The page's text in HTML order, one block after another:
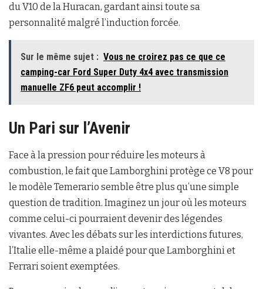
du V10 de la Huracan, gardant ainsi toute sa
personnalité malgré l’induction forcée.
Sur le même sujet : Vous ne croirez pas ce que ce
camping-car Ford Super Duty 4x4 avec transmission
manuelle ZF6 peut accomplir !
Un Pari sur l’Avenir
Face à la pression pour réduire les moteurs à
combustion, le fait que Lamborghini protège ce V8 pour
le modèle Temerario semble être plus qu’une simple
question de tradition. Imaginez un jour où les moteurs
comme celui-ci pourraient devenir des légendes
vivantes. Avec les débats sur les interdictions futures,
l’Italie elle-même a plaidé pour que Lamborghini et
Ferrari soient exemptées.